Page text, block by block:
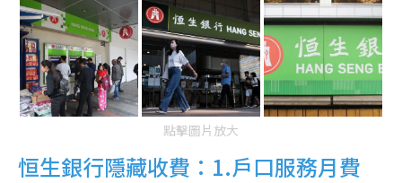
點擊圖片放大
恒生銀行隱藏收費：1.戶口服務月費